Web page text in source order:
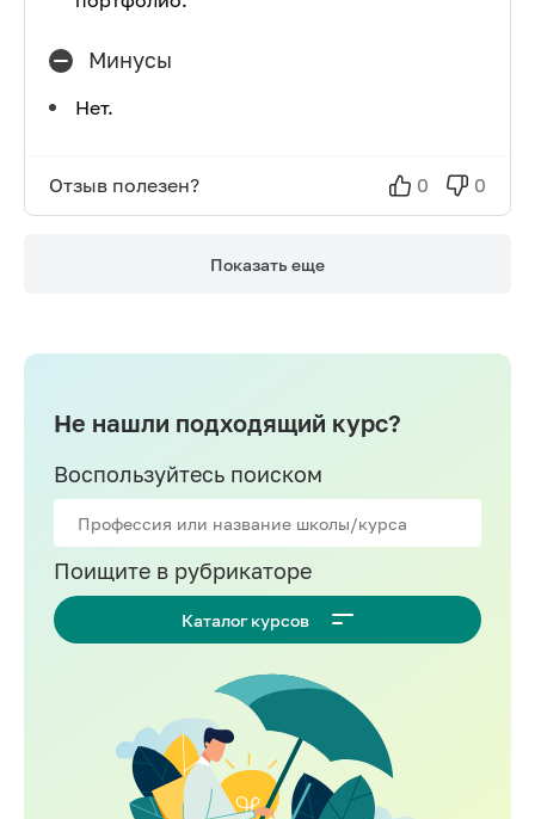
Минусы
Нет.
Отзыв полезен? 0 0
Показать еще
Не нашли подходящий курс?
Воспользуйтесь поиском
Поищите в рубрикаторе
Каталог курсов